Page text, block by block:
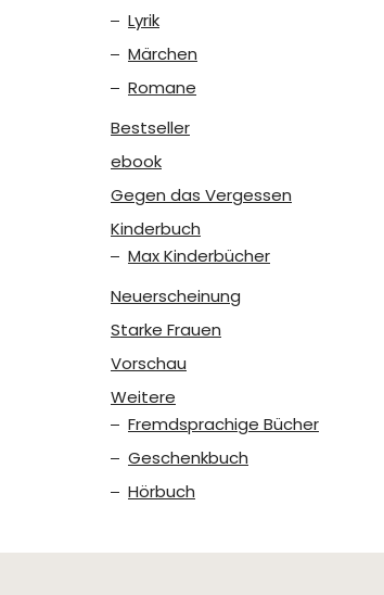
Lyrik
Märchen
Romane
Bestseller
ebook
Gegen das Vergessen
Kinderbuch
Max Kinderbücher
Neuerscheinung
Starke Frauen
Vorschau
Weitere
Fremdsprachige Bücher
Geschenkbuch
Hörbuch